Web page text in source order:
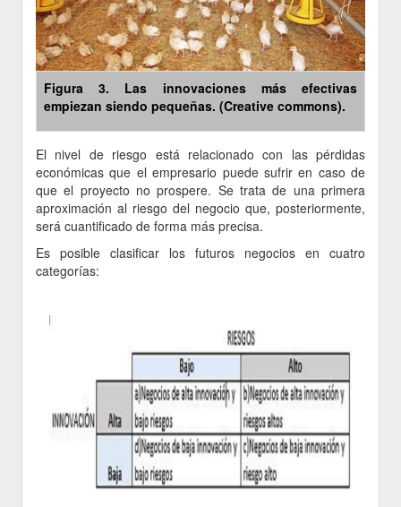
Figura 3. Las innovaciones más efectivas
empiezan siendo pequeñas. (Creative commons).
El nivel de riesgo está relacionado con las pérdidas
económicas que el empresario puede sufrir en caso de
que el proyecto no prospere. Se trata de una primera
aproximación al riesgo del negocio que, posteriormente,
será cuantificado de forma más precisa.
Es posible clasificar los futuros negocios en cuatro
categorías: